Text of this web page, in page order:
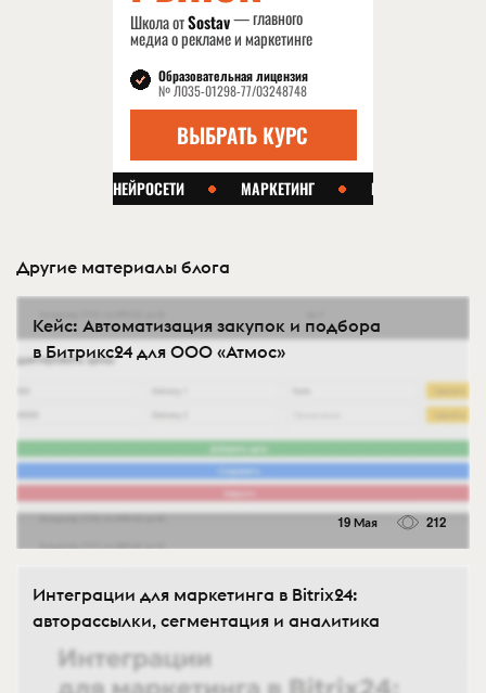
Другие материалы блога
Кейс: Автоматизация закупок и подбора
в Битрикс24 для ООО «Атмос»
19 Мая 212
Интеграции для маркетинга в Bitrix24:
авторассылки, сегментация и аналитика